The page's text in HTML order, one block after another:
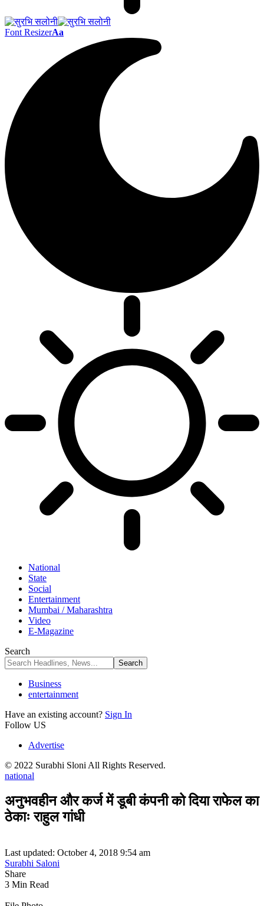
Font ResizerAa
National
State
Social
Entertainment
Mumbai / Maharashtra
Video
E-Magazine
Search
Business
entertainment
Have an existing account? Sign In
Follow US
Advertise
© 2022 Surabhi Sloni All Rights Reserved.
national
अनुभवहीन और कर्ज में डूबी कंपनी को दिया राफेल का
ठेकाः राहुल गांधी
Last updated: October 4, 2018 9:54 am
Surabhi Saloni
Share
3 Min Read